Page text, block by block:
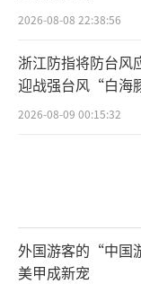
2026-08-08 22:38:56
浙江防指将防台
迎战强台风“白海
2026-08-09 00:15:32
外国游客的“中国
美甲成新宠